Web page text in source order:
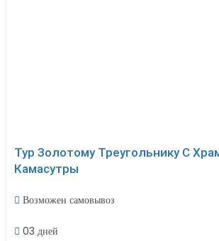
Тур Золотому Треугольнику С
Камасутры
Возможен самовывоз
03 дней